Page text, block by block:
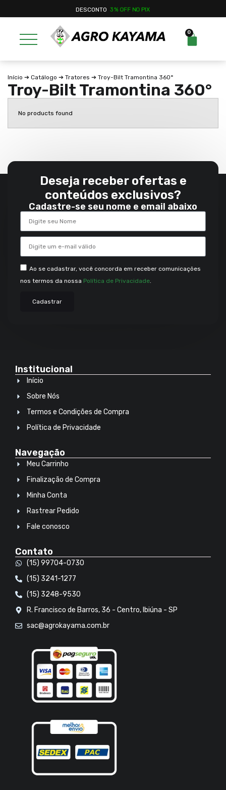
DESCONTO 3% OFF NO PIX
0
Início ➔ Catálogo ➔ Tratores ➔ Troy-Bilt Tramontina 360°
Troy-Bilt Tramontina 360°
No products found
Deseja receber ofertas e
conteúdos exclusivos?
Cadastre-se seu nome e email abaixo
Ao se cadastrar, você concorda em receber comunicações
nos termos da nossa Política de Privacidade
Cadastrar
Institucional
Início
Sobre Nós
Termos e Condições de Compra
Política de Privacidade
Navegação
Meu Carrinho
Finalização de Compra
Minha Conta
Rastrear Pedido
Fale conosco
Contato
(15) 99704-0730
(15) 3241-1277
(15) 3248-9530
R. Francisco de Barros, 36 - Centro, Ibiúna - SP
sac@agrokayama.com.br